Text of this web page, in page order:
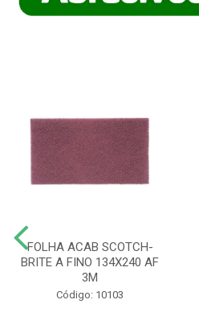
FOLHA ACAB SCOTCH-
BRITE A FINO 134X240 AF
3M
Código: 10103